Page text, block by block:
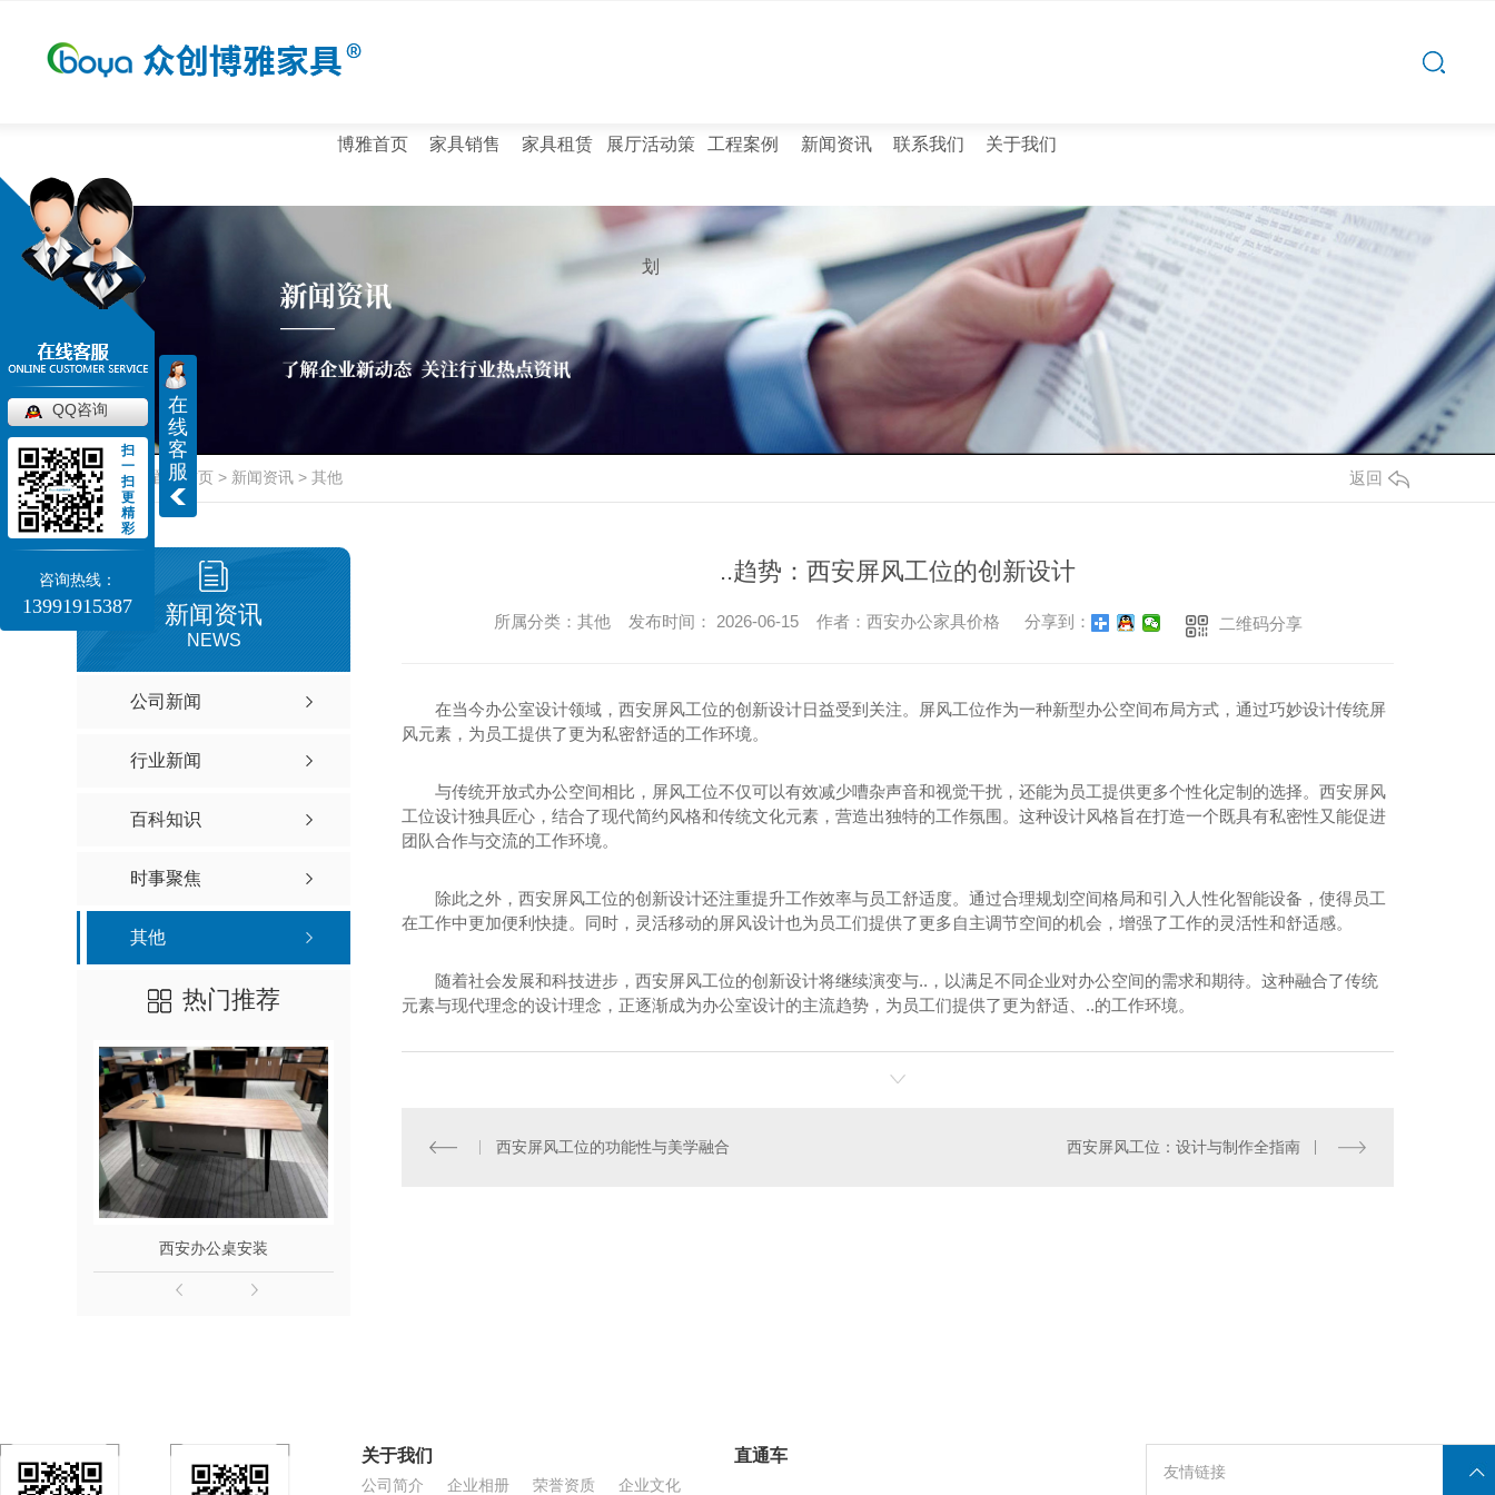
博雅首页 家具销售
屏风工位
屏风工位批发
屏风工位厂家
屏风工位安装
西安办公班台价格
西安文件柜系列
沙发茶几
沙发茶几
西安洽谈桌价格
西安洽谈桌办公家具
洽谈桌厂家
办公椅
洽谈办公椅
西安老板办公椅
午休椅
西安商务豪华办公椅
现代时尚网办公椅
办公桌
西安办公桌安装
西安办公桌定制
办公桌价格
办公桌价格
家具租赁 展厅活动策
划
工程案例 新闻资讯
公司新闻
百科知识 时事聚焦
其他
联系我们 关于我们
当前位置：首页 > 新闻资讯 > 其他 返回
新闻资讯
NEWS
公司新闻
行业新闻
百科知识
时事聚焦
其他
热门推荐
西安办公桌安装
..趋势：西安屏风工位的创新设计
所属分类：其他 发布时间： 2026-06-15 作者： 西安办公家具价格 分享到： 二维码分享
在当今办公室设计领域，西安屏风工位的创新设计日益受到关注。屏风工位作为一种新型办公空间布局方式，通过巧妙设计传统屏
风元素，为员工提供了更为私密舒适的工作环境。
与传统开放式办公空间相比，屏风工位不仅可以有效减少嘈杂声音和视觉干扰，还能为员工提供更多个性化定制的选择。西安屏风
工位设计独具匠心，结合了现代简约风格和传统文化元素，营造出独特的工作氛围。这种设计风格旨在打造一个既具有私密性又能促进
团队合作与交流的工作环境。
除此之外，西安屏风工位的创新设计还注重提升工作效率与员工舒适度。通过合理规划空间格局和引入人性化智能设备，使得员工
在工作中更加便利快捷。同时，灵活移动的屏风设计也为员工们提供了更多自主调节空间的机会，增强了工作的灵活性和舒适感。
随着社会发展和科技进步，西安屏风工位的创新设计将继续演变与..，以满足不同企业对办公空间的需求和期待。这种融合了传统
元素与现代理念的设计理念，正逐渐成为办公室设计的主流趋势，为员工们提供了更为舒适、..的工作环境。
西安屏风工位的功能性与美学融合 西安屏风工位：设计与制作全指南
关于我们
公司简介 企业相册 荣誉资质 企业文化
直通车
友情链接
在
线
客
服
QQ咨询
扫
一
扫
更
精
彩
咨询热线：
13991915387